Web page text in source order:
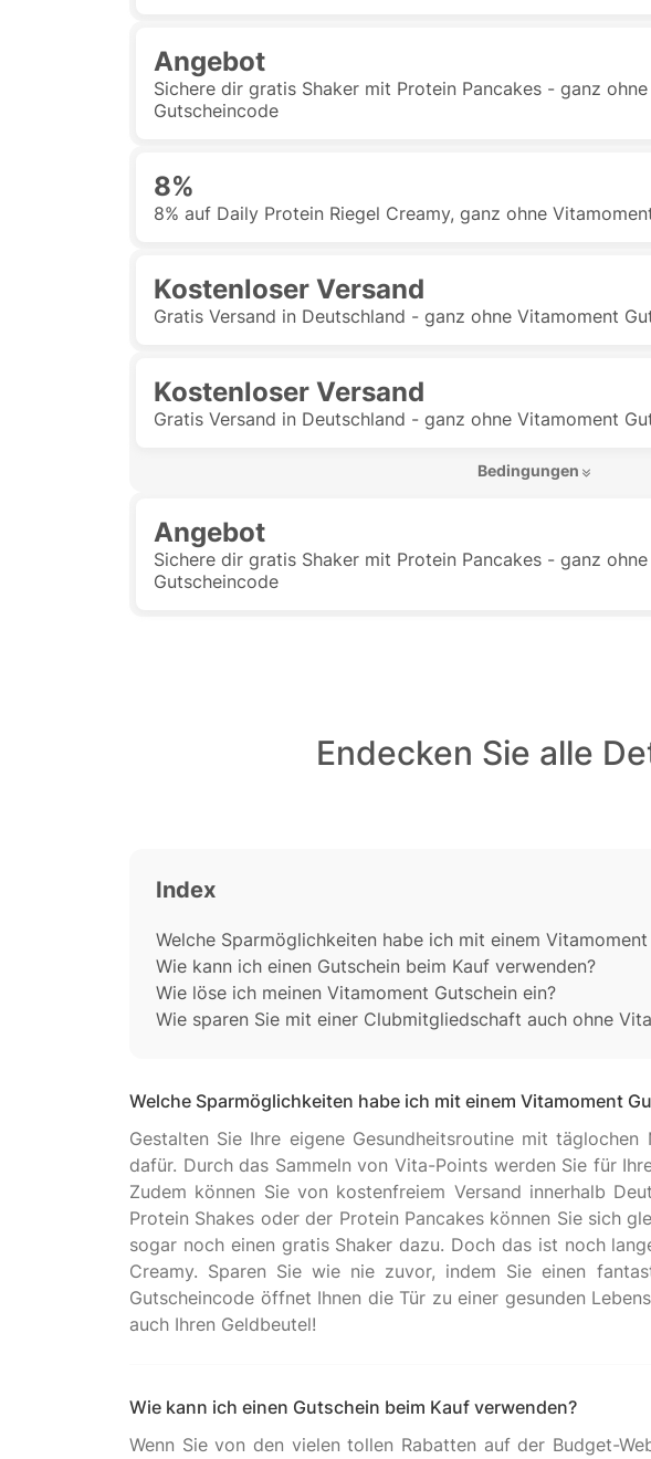
Angebot
Sichere dir gratis Shaker mit Protein Pancakes - ganz
Gutscheincode
8%
8% auf Daily Protein Riegel Creamy, ganz ohne
Kostenloser Versand
Gratis Versand in Deutschland - ganz ohne Vitamoment
Kostenloser Versand
Gratis Versand in Deutschland - ganz ohne Vitamoment
Bedingungen
Angebot
Sichere dir gratis Shaker mit Protein Pancakes - ganz
Gutscheincode
Endecken Sie alle
Index
Welche Sparmöglichkeiten habe ich mit einem Vitamoment
Wie kann ich einen Gutschein beim Kauf verwenden?
Wie löse ich meinen Vitamoment Gutschein ein?
Wie sparen Sie mit einer Clubmitgliedschaft auch ohne
Welche Sparmöglichkeiten habe ich mit einem Vitamoment
Gestalten Sie Ihre eigene Gesundheitsroutine mit
dafür. Durch das Sammeln von Vita-Points werden Sie für
Zudem können Sie von kostenfreiem Versand innerhalb
Protein Shakes oder der Protein Pancakes können Sie sich
sogar noch einen gratis Shaker dazu. Doch das ist noch
Creamy. Sparen Sie wie nie zuvor, indem Sie einen
Gutscheincode öffnet Ihnen die Tür zu einer gesunden
Wie kann ich einen Gutschein beim Kauf verwenden?
Wenn Sie von den vielen tollen Rabatten auf der Budget-